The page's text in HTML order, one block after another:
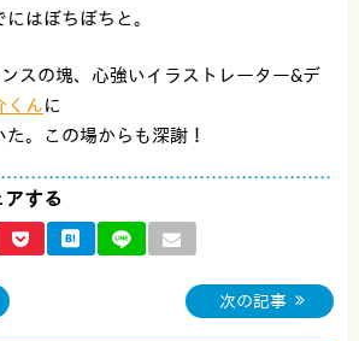
はぼちぼちと。
スの塊、心強いイラストレーター&デ
くんに
。この場からも深謝！
アする
次の記事